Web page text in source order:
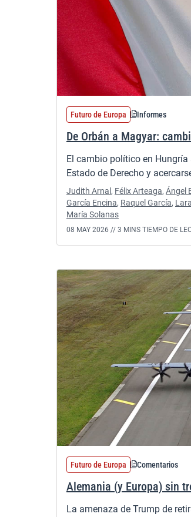
Futuro de Europa Informes
De Orbán a Magyar:
El cambio político en
Estado de Derecho y
Judith Arnal , Félix Arteaga, Ángel
García Encina, Raquel García,
María Solanas
08 MAY 2026 // 3 MINS TIEMPO DE
Futuro de Europa Comentarios
Alemania (y Europa) sin
La amenaza de Trump de